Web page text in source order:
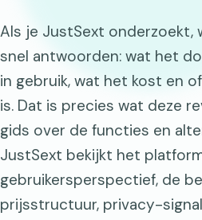
Als je JustSext onderzoekt,
snel antwoorden: wat het
in gebruik, wat het kost en
is. Dat is precies wat deze
gids over de functies en
JustSext bekijkt het
gebruikersperspectief, de
prijsstructuur, privacy-